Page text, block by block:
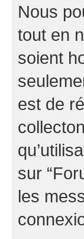
Nous
tout en
soient
est de
sur
les